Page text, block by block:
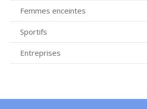
Femmes enceintes
Sportifs
Entreprises